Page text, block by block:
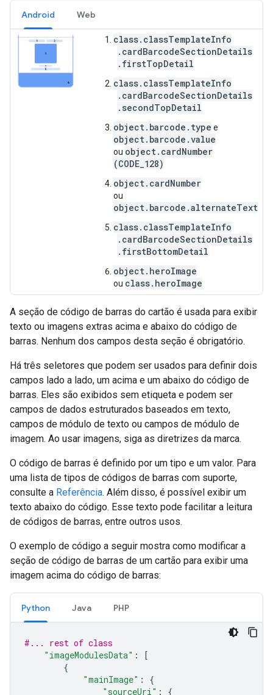
Android Web
class.classTemplateInfo
.cardBarcodeSectionDetails
.firstTopDetail
class.classTemplateInfo
.cardBarcodeSectionDetails
.secondTopDetail
object.barcode.type e
object.barcode.value
ou object.cardNumber
(CODE_128)
object.cardNumber
ou
object.barcode.alternateText
class.classTemplateInfo
.cardBarcodeSectionDetails
.firstBottomDetail
object.heroImage
ou class.heroImage
A seção de código de barras do cartão é usada para exibir
texto ou imagens extras acima e abaixo do código de
barras. Nenhum dos campos desta seção é obrigatório.
Há três seletores que podem ser usados para definir dois
campos lado a lado, um acima e um abaixo do código de
barras. Eles são exibidos sem etiqueta e podem ser
campos de dados estruturados baseados em texto,
campos de módulo de texto ou campos de módulo de
imagem. Ao usar imagens, siga as diretrizes da marca.
O código de barras é definido por um tipo e um valor. Para
uma lista de tipos de códigos de barras com suporte,
consulte a Referência. Além disso, é possível exibir um
texto abaixo do código. Esse texto pode facilitar a leitura
de códigos de barras, entre outros usos.
O exemplo de código a seguir mostra como modificar a
seção de código de barras de um cartão para exibir uma
imagem acima do código de barras:
Python Java PHP
#... rest of class
"imageModulesData" :
[
{
"mainImage" :
{
"sourceUri" : {